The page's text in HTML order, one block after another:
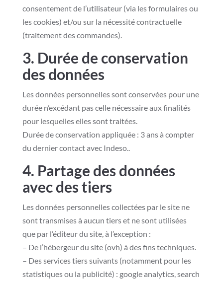
consentement de l’utilisateur (via les formulaires ou
les cookies) et/ou sur la nécessité contractuelle
(traitement des commandes).
3. Durée de conservation
des données
Les données personnelles sont conservées pour une
durée n’excédant pas celle nécessaire aux finalités
pour lesquelles elles sont traitées.
Durée de conservation appliquée : 3 ans à compter
du dernier contact avec Indeso..
4. Partage des données
avec des tiers
Les données personnelles collectées par le site ne
sont transmises à aucun tiers et ne sont utilisées
que par l’éditeur du site, à l’exception :
– De l’hébergeur du site (ovh) à des fins techniques.
– Des services tiers suivants (notamment pour les
statistiques ou la publicité) : google analytics, search